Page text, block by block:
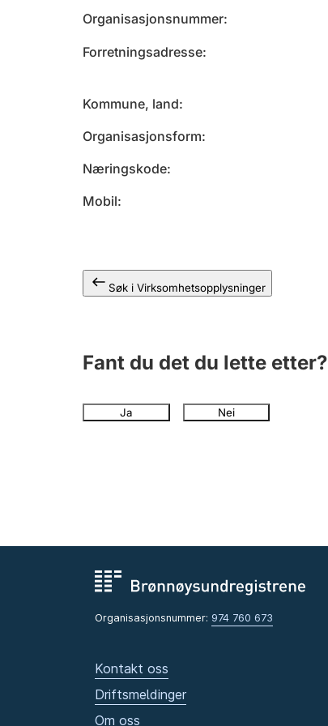
Organisasjonsnummer
Forretningsadresse
Kommune, land
Organisasjonsform
Næringskode
Mobil
Søk i Virksomhetsopplysninger
Fant du det du lette etter?
Ja Nei
Organisasjonsnummer: 974 760 673
Kontakt oss
Driftsmeldinger
Om oss